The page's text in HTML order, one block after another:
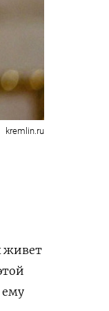
kremlin.ru
живет
ему